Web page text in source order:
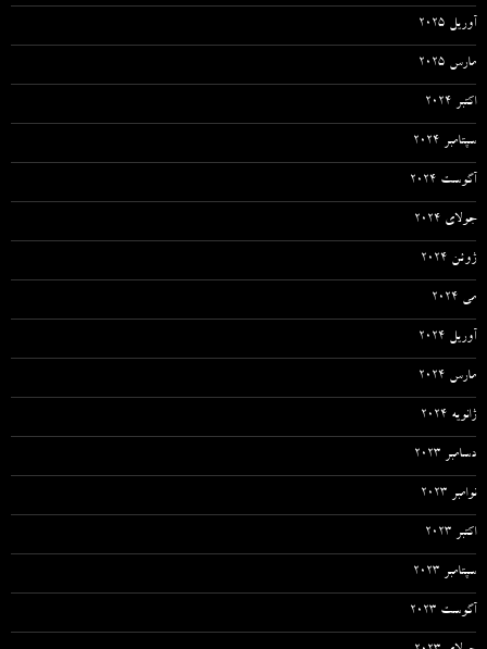
آوریل 2025
مارس 2025
اکتبر 2024
سپتامبر 2024
آگوست 2024
جولای 2024
ژوئن 2024
می 2024
آوریل 2024
مارس 2024
ژانویه 2024
دسامبر 2023
نوامبر 2023
اکتبر 2023
سپتامبر 2023
آگوست 2023